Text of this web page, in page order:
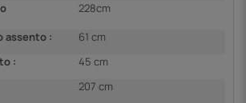
228cm
assento :
61 cm
:
45 cm
207 cm